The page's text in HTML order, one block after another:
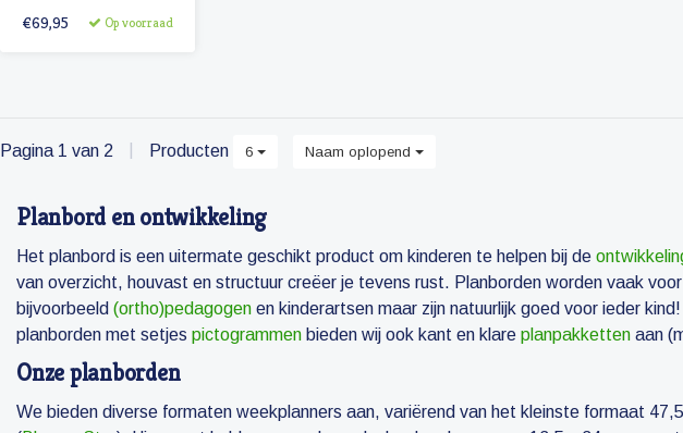
ontworpen
€69,95 Op voorraad
Pagina 1 van 2 Producten 6 Naam oplopend
Planbord en ontwikkeling
Het planbord is een uitermate geschikt product om kinderen te helpen bij de
van overzicht, houvast en structuur creëer je tevens rust. Planborden worden vaak
bijvoorbeeld (ortho)pedagogen en kinderartsen maar zijn natuurlijk goed voor ieder
planborden met setjes pictogrammen bieden wij ook kant en klare planpakketten aan
Onze planborden
We bieden diverse formaten weekplanners aan, variërend van het kleinste formaat